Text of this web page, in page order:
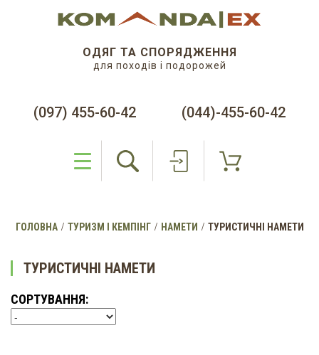
ОДЯГ ТА СПОРЯДЖЕННЯ
для походів і подорожей
(097) 455-60-42 (044)-455-60-42
ГОЛОВНА ТУРИЗМ І КЕМПІНГ НАМЕТИ ТУРИСТИЧНІ НАМЕТИ
ТУРИСТИЧНІ НАМЕТИ
СОРТУВАННЯ: